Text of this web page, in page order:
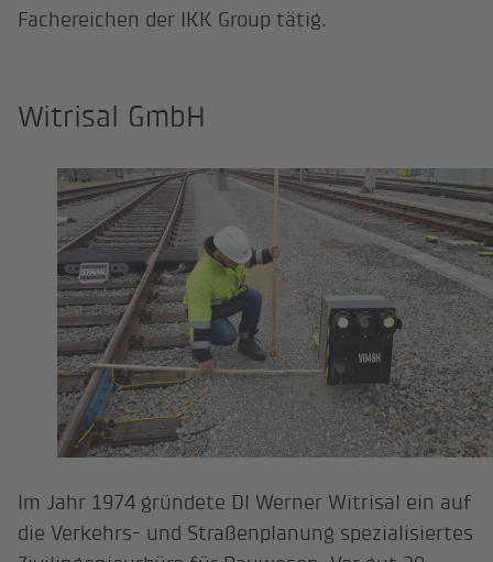
Fachereichen der IKK Group tätig.
Witrisal GmbH
Im Jahr 1974 gründete DI Werner Witrisal ein auf
die Verkehrs- und Straßenplanung spezialisiertes